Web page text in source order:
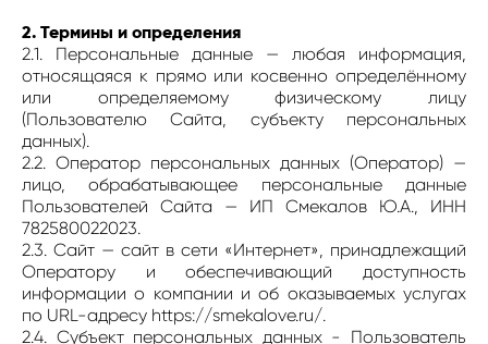
2. Термины и определения
2.1. Персональные данные — любая информация,
относящаяся к прямо или косвенно определённому
или определяемому физическому лицу
(Пользователю Сайта, субъекту персональных
данных).
2.2. Оператор персональных данных (Оператор) —
лицо, обрабатывающее персональные данные
Пользователей Сайта — ИП Смекалов Ю.А., ИНН
782580022023.
2.3. Сайт — сайт в сети «Интернет», принадлежащий
Оператору и обеспечивающий доступность
информации о компании и об оказываемых услугах
по URL-адресу https://smekalove.ru/.
2.4. Субъект персональных данных - Пользователь